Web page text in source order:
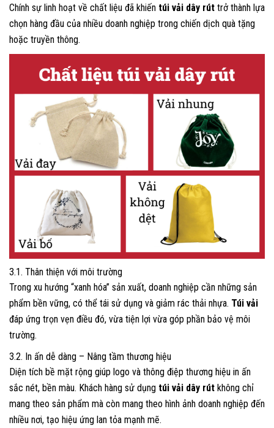
Chính sự linh hoạt về chất liệu đã khiến túi vải dây rút trở thành lựa
chọn hàng đầu của nhiều doanh nghiệp trong chiến dịch quà tặng
hoặc truyền thông.
3.1. Thân thiện với môi trường
Trong xu hướng “xanh hóa” sản xuất, doanh nghiệp cần những sản
phẩm bền vững, có thể tái sử dụng và giảm rác thải nhựa. Túi vải
đáp ứng trọn vẹn điều đó, vừa tiện lợi vừa góp phần bảo vệ môi
trường.
3.2. In ấn dễ dàng – Nâng tầm thương hiệu
Diện tích bề mặt rộng giúp logo và thông điệp thương hiệu in ấn
sắc nét, bền màu. Khách hàng sử dụng túi vải dây rút không chỉ
mang theo sản phẩm mà còn mang theo hình ảnh doanh nghiệp đến
nhiều nơi, tạo hiệu ứng lan tỏa mạnh mẽ.